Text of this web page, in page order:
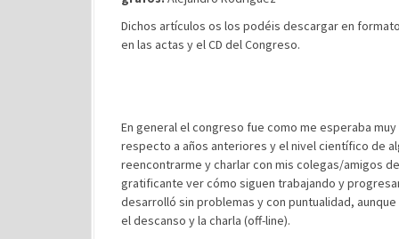
Dichos artículos os los podéis descargar en
en las actas y el CD del Congreso.
En general el congreso fue como me esperaba
respecto a años anteriores y el nivel científico de
reencontrarme y charlar con mis colegas/amigos
gratificante ver cómo siguen trabajando y
desarrolló sin problemas y con puntualidad,
el descanso y la charla (off-line).